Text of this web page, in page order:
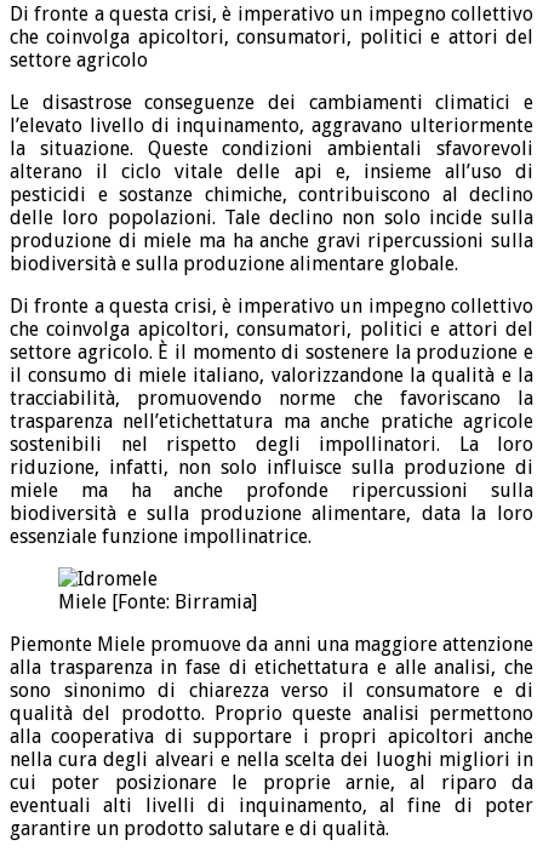
Di fronte a questa crisi, è imperativo un impegno collettivo
che coinvolga apicoltori, consumatori, politici e attori del
settore agricolo
Le disastrose conseguenze dei cambiamenti climatici e
l’elevato livello di inquinamento, aggravano ulteriormente
la situazione. Queste condizioni ambientali sfavorevoli
alterano il ciclo vitale delle api e, insieme all’uso di
pesticidi e sostanze chimiche, contribuiscono al declino
delle loro popolazioni. Tale declino non solo incide sulla
produzione di miele ma ha anche gravi ripercussioni sulla
biodiversità e sulla produzione alimentare globale.
Di fronte a questa crisi, è imperativo un impegno collettivo
che coinvolga apicoltori, consumatori, politici e attori del
settore agricolo. È il momento di sostenere la produzione e
il consumo di miele italiano, valorizzandone la qualità e la
tracciabilità, promuovendo norme che favoriscano la
trasparenza nell’etichettatura ma anche pratiche agricole
sostenibili nel rispetto degli impollinatori. La loro
riduzione, infatti, non solo influisce sulla produzione di
miele ma ha anche profonde ripercussioni sulla
biodiversità e sulla produzione alimentare, data la loro
essenziale funzione impollinatrice.
Miele [Fonte: Birramia]
Piemonte Miele promuove da anni una maggiore attenzione
alla trasparenza in fase di etichettatura e alle analisi, che
sono sinonimo di chiarezza verso il consumatore e di
qualità del prodotto. Proprio queste analisi permettono
alla cooperativa di supportare i propri apicoltori anche
nella cura degli alveari e nella scelta dei luoghi migliori in
cui poter posizionare le proprie arnie, al riparo da
eventuali alti livelli di inquinamento, al fine di poter
garantire un prodotto salutare e di qualità.